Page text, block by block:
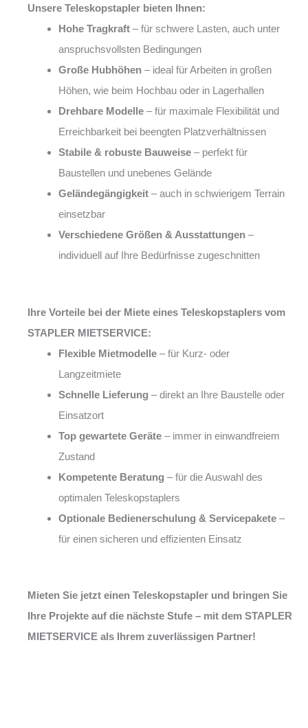
Unsere Teleskopstapler bieten Ihnen:
Hohe Tragkraft – für schwere Lasten, auch unter
anspruchsvollsten Bedingungen
Große Hubhöhen – ideal für Arbeiten in großen
Höhen, wie beim Hochbau oder in Lagerhallen
Drehbare Modelle – für maximale Flexibilität und
Erreichbarkeit bei beengten Platzverhältnissen
Stabile & robuste Bauweise – perfekt für
Baustellen und unebenes Gelände
Geländegängigkeit – auch in schwierigem Terrain
einsetzbar
Verschiedene Größen & Ausstattungen –
individuell auf Ihre Bedürfnisse zugeschnitten
Ihre Vorteile bei der Miete eines Teleskopstaplers vom
STAPLER MIETSERVICE:
Flexible Mietmodelle – für Kurz- oder
Langzeitmiete
Schnelle Lieferung – direkt an Ihre Baustelle oder
Einsatzort
Top gewartete Geräte – immer in einwandfreiem
Zustand
Kompetente Beratung – für die Auswahl des
optimalen Teleskopstaplers
Optionale Bedienerschulung & Servicepakete –
für einen sicheren und effizienten Einsatz
Mieten Sie jetzt einen Teleskopstapler und bringen Sie
Ihre Projekte auf die nächste Stufe – mit dem STAPLER
MIETSERVICE als Ihrem zuverlässigen Partner!